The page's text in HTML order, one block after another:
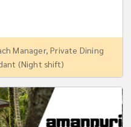
Manager, Private Dining
(Night shift)